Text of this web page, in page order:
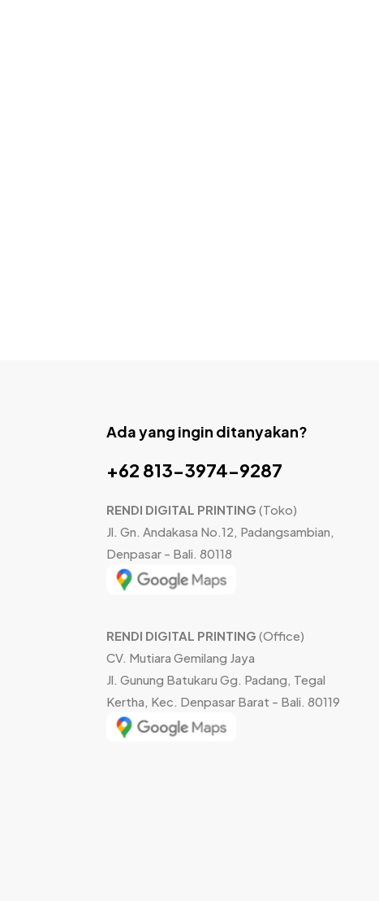
Ada yang ingin ditanyakan?
+62 813-3974-9287
RENDI DIGITAL PRINTING (Toko)
Jl. Gn. Andakasa No.12, Padangsambian,
Denpasar - Bali. 80118
RENDI DIGITAL PRINTING (Office)
CV. Mutiara Gemilang Jaya
Jl. Gunung Batukaru Gg. Padang, Tegal
Kertha, Kec. Denpasar Barat - Bali. 80119